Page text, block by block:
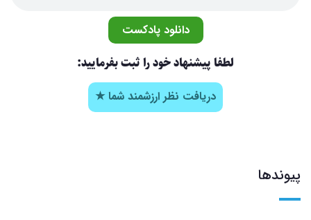
دانلود پادکست
لطفا پیشنهاد خود را ثبت بفرمایید:
دریافت نظر ارزشمند شما ★
پیوندها